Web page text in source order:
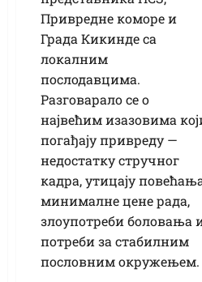
Привредне коморе и
Града Кикинде са
локалним
послодавцима.
Разговарало се о
највећим изазовима
погађају привреду —
недостатку стручног
кадра, утицају
минималне цене рада,
злоупотреби боловања
потреби за стабилним
пословним окружењем.